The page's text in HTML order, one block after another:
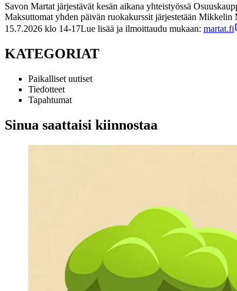
Savon Martat järjestävät kesän aikana yhteistyössä
Maksuttomat yhden päivän ruokakurssit järjestetään Mikkelin
15.7.2026 klo 14-17Lue lisää ja ilmoittaudu mukaan: martat.fi
KATEGORIAT
Paikalliset uutiset
Tiedotteet
Tapahtumat
Sinua saattaisi kiinnostaa